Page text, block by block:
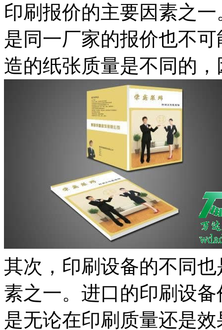
印刷报价的主要因素之
是同一厂家的报价也不
造的纸张质量是不同的
其次，印刷设备的不同
素之一。进口的印刷设
是无论在印刷质量还是